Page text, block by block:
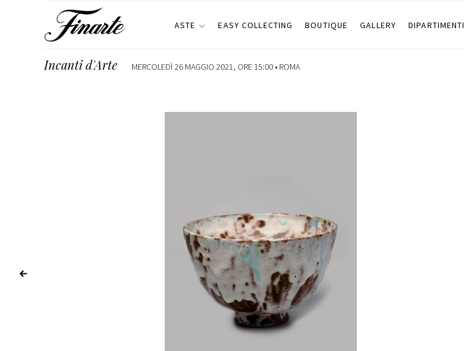
ASTE EASY COLLECTING BOUTIQUE GALLERY DIPARTIMENTI
Incanti d'Arte MERCOLEDÌ 26 MAGGIO 2021, ORE 15:00 • ROMA